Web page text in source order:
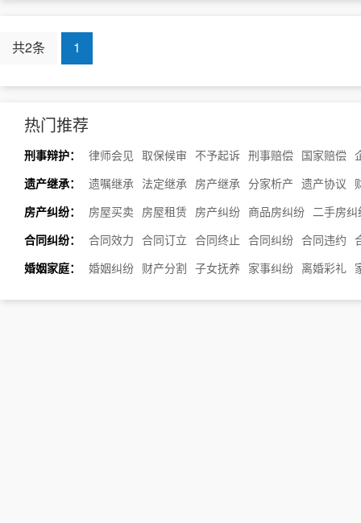
共2条 1
热门推荐
刑事辩护： 律师会见 取保候审 不予起诉 刑事赔偿 国家赔偿
遗产继承： 遗嘱继承 法定继承 房产继承 分家析产 遗产协议
房产纠纷： 房屋买卖 房屋租赁 房产纠纷 商品房纠纷 二手房纠
合同纠纷： 合同效力 合同订立 合同终止 合同纠纷 合同违约
婚姻家庭： 婚姻纠纷 财产分割 子女抚养 家事纠纷 离婚彩礼